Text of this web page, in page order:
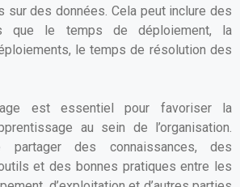
sur des données. Cela peut inclure des
que le temps de déploiement, la
le temps de résolution des
est essentiel pour favoriser la
au sein de l’organisation.
des connaissances, des
et des bonnes pratiques entre les